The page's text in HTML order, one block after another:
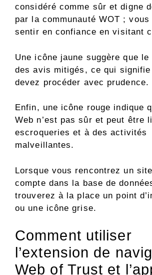
considéré comme sûr et digne
par la communauté WOT ;
sentir en confiance en visitant
Une icône jaune suggère que
des avis mitigés, ce qui signifie
devez procéder avec prudence.
Enfin, une icône rouge indique
Web n’est pas sûr et peut être
escroqueries et à des activités
malveillantes.
Lorsque vous rencontrez un
compte dans la base de
trouverez à la place un point
ou une icône grise.
Comment utiliser
l’extension de
Web of Trust et